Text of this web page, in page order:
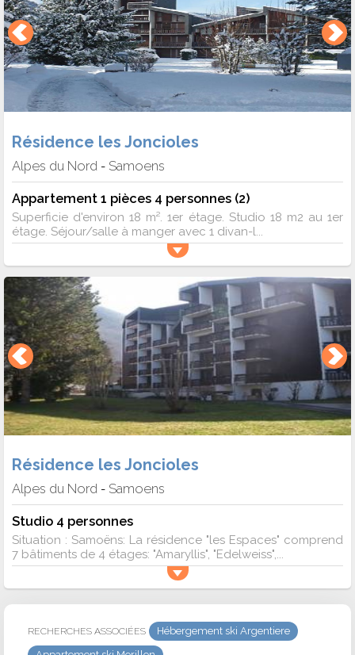
Résidence les Joncioles
Alpes du Nord - Samoens
Appartement 1 pièces 4 personnes (2)
Superficie d'environ 18 m². 1er étage. Studio 18 m2 au 1er
étage. Séjour/salle à manger avec 1 divan-l...
Résidence les Joncioles
Alpes du Nord - Samoens
Studio 4 personnes
Situation : Samoëns: La résidence "les Espaces" comprend
7 bâtiments de 4 étages: "Amaryllis", "Edelweiss",...
RECHERCHES ASSOCIÉES
Hébergement ski Argentiere